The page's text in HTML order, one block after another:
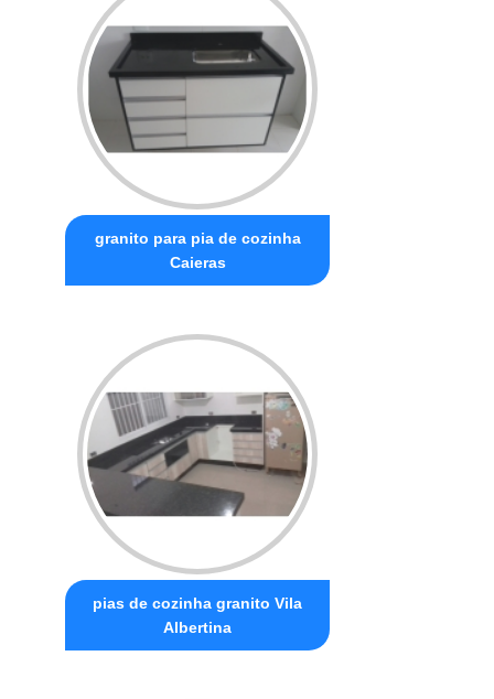
granito para pia de cozinha
Caieras
pias de cozinha granito Vila
Albertina